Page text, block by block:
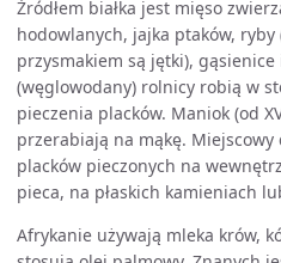
Źródłem białka jest mięso
hodowlanych, jajka ptaków, ryby
przysmakiem są jętki),
(węglowodany) rolnicy robią w
pieczenia placków. Maniok (od
przerabiają na mąkę. Miejscowy
placków pieczonych na
pieca, na płaskich kamieniach
Afrykanie używają mleka krów,